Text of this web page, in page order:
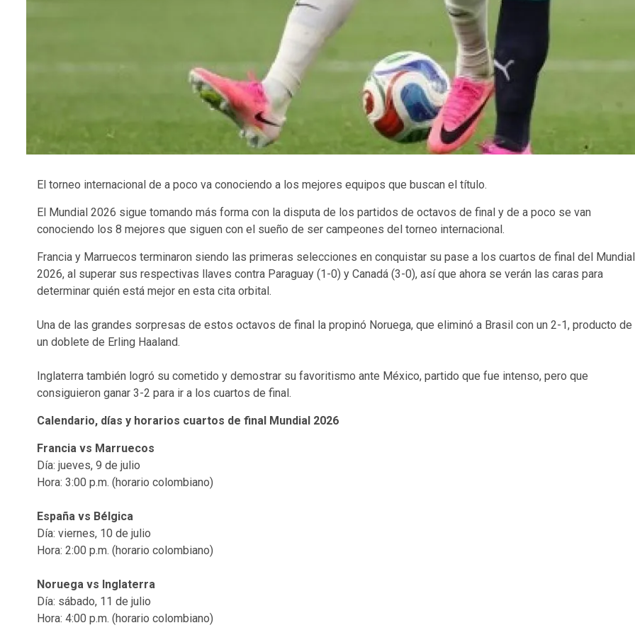
El torneo internacional de a poco va conociendo a los mejores equipos que buscan el título.
El Mundial 2026 sigue tomando más forma con la disputa de los partidos de octavos de final y de a poco se van
conociendo los 8 mejores que siguen con el sueño de ser campeones del torneo internacional.
Francia y Marruecos terminaron siendo las primeras selecciones en conquistar su pase a los cuartos de final del Mundial
2026, al superar sus respectivas llaves contra Paraguay (1-0) y Canadá (3-0), así que ahora se verán las caras para
determinar quién está mejor en esta cita orbital.
Una de las grandes sorpresas de estos octavos de final la propinó Noruega, que eliminó a Brasil con un 2-1, producto de
un doblete de Erling Haaland.
Inglaterra también logró su cometido y demostrar su favoritismo ante México, partido que fue intenso, pero que
consiguieron ganar 3-2 para ir a los cuartos de final.
Calendario, días y horarios cuartos de final Mundial 2026
Francia vs Marruecos
Día: jueves, 9 de julio
Hora: 3:00 p.m. (horario colombiano)
España vs Bélgica
Día: viernes, 10 de julio
Hora: 2:00 p.m. (horario colombiano)
Noruega vs Inglaterra
Día: sábado, 11 de julio
Hora: 4:00 p.m. (horario colombiano)